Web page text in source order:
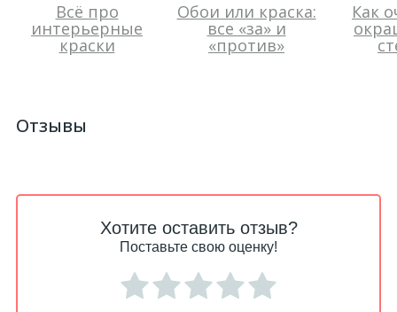
Всё про
интерьерные
краски
Обои или краска:
все «за» и
«против»
Как
Отзывы
Хотите оставить отзыв?
Поставьте свою оценку!